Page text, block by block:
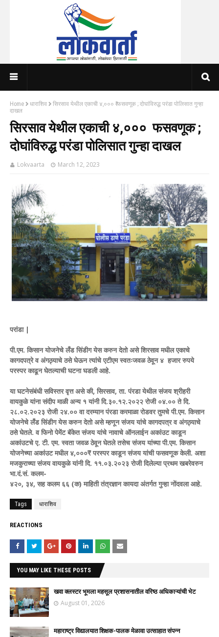
Home धाराशिव
सिरसाव येथील एकाची ४,००० ₹ फसवणूक ; दोघांविरुद्ध परंडा पोलिसात गुन्हा
दाखल
सिरसाव येथील एकाची ४,००० ₹ फसवणूक ;
दोघांविरुद्ध परंडा पोलिसात गुन्हा दाखल
Lokvaarta March 12, 2023
परांडा |
पी.एम. किसान योजनेचे लँड सिंडीग येस करुन देतो असे शिरसाव मधील एकाचे
कागदपत्रे व अंगठ्याचे ठसे घेऊन त्यांचे एटीएम स्वतःजवळ ठेवून ४ हजार रुपये
परस्पर काढून घेतल्याची घटना घडली आहे.
या घटनेसंबंधी सविस्तर वृत्त असे की, सिरसाव, ता. पंरडा येथील संजय श्रीहरी
वायकुळे यांना संदीप माळी अन्य १ यांनीदि.३०.१२.२०२२ रोजी ०४.०० ते दि.
२८.०२.२०२३ रोजी २४.०० वा दरम्यान पंरडा करमाळा रोडवर तुमचे पी.एम. किसान
योजनेचे लँड सिंडीग येस करुन देतो असे म्हणून संजय यांचे कागदपत्र व अंगठ्याचे
ठसे घेतले. व फिनो पेमेंट बॅकेत संजय यांचे नावाचे ऑनलाईन अकांउट काडून
अकांउटचे ए. टी. एम. स्वता जवळ ठेवून घेतले तसेच संजय यांच्या पी.एम. किसान
योजनेच्या अकांउट मधील ४,०००₹ परस्पर काडून संजय यांची फसवणूक केली. अशा
मजकुराच्या संजय वायकुळे यांनी दि. ११.०३.२०२३ रोजी दिलेल्या प्रथम खबरेवरुन
भा.दं.सं. कलम-
४२०, ३४, सह कलम ६६ (क) माहिती तंत्रज्ञान कायदा अंतर्गत गुन्हा नोंदवला आहे.
Tags धाराशिव
REACTIONS
YOU MAY LIKE THESE POSTS
खवा क्लस्टर भूमला महसूल प्रशासनातील वरिष्ठ अधिकाऱ्यांची भेट
August 01, 2026
महाराष्ट्र विद्यालयात शिक्षक-पालक मेळावा उत्साहात संपन्न